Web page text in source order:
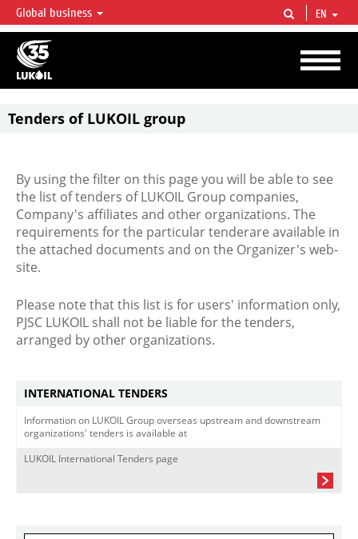
LUKOIL OVERVIEW
LUKOIL is one of the largest oil & gas vertical integrated companies in the world
accounting for over 2% of crude production and circa 1% of proved hydrocarbon
reserves globally.
Global business EN
Tenders of LUKOIL group
By using the filter on this page you will be able to see
the list of tenders of LUKOIL Group companies,
Company's affiliates and other organizations. The
requirements for the particular tenderare available in
the attached documents and on the Organizer's web-
site.
Please note that this list is for users' information only,
PJSC LUKOIL shall not be liable for the tenders,
arranged by other organizations.
INTERNATIONAL TENDERS
Information on LUKOIL Group overseas upstream and downstream
organizations' tenders is available at
LUKOIL International Tenders page